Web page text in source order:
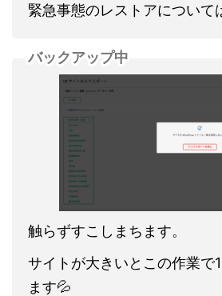
緊急事態のレストアについて
バックアップ中
触らずすこしまちます。
サイトが大きいとこの作業で
ます💦